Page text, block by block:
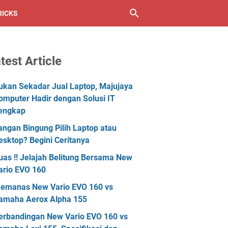
Article
Sekadar Jual Laptop, Majujaya
Hadir dengan Solusi IT
Bingung Pilih Laptop atau
Begini Ceritanya
!! Jelajah Belitung Bersama New
EVO 160
New Vario EVO 160 vs
Aerox Alpha 155
New Vario EVO 160 vs